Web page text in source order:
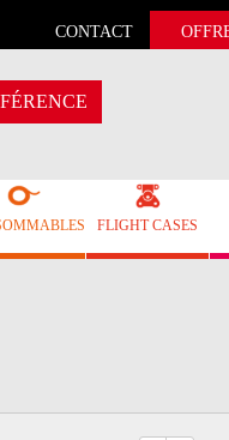
CONTACT
FLIGHT CASES